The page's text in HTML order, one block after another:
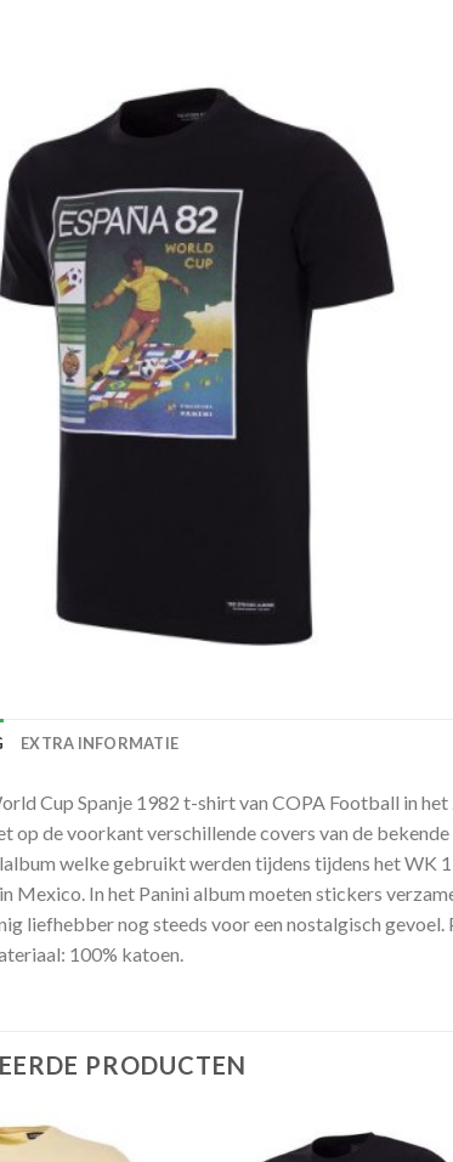
EXTRA INFORMATIE
Cup Spanje 1982 t-shirt van COPA Football in
op de voorkant verschillende covers van de
welke gebruikt werden tijdens tijdens het WK
Mexico. In het Panini album moeten stickers
liefhebber nog steeds voor een nostalgisch
100% katoen.
PRODUCTEN